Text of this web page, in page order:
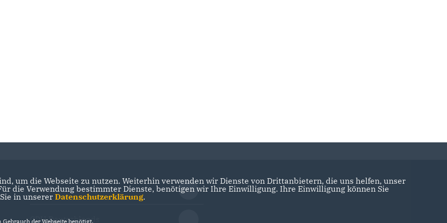
CDU Brandenburg
CDU Deutschlands
um die Webseite zu nutzen. Weiterhin verwenden wir Dienste von Drittanbietern, die uns helfen, unser
die Verwendung bestimmter Dienste, benötigen wir Ihre Einwilligung. Ihre Einwilligung können Sie
in unserer Datenschutzerklärung.
der Webseite benötigt.